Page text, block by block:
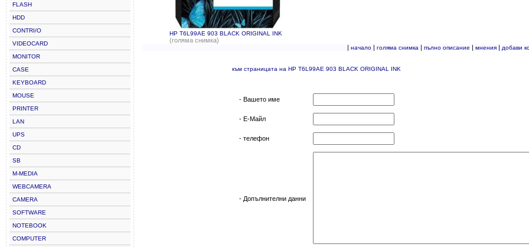
FLASH
HDD
CONTRI/O
VIDEOCARD
MONITOR
CASE
KEYBOARD
MOUSE
PRINTER
LAN
UPS
CD
SB
M-MEDIA
WEBCAMERA
CAMERA
SOFTWARE
NOTEBOOK
COMPUTER
HP T6L99AE 903 BLACK ORIGINAL INK
(голяма снимка)
| начало| голяма снимка | пълно описание | мнения| добави
към страницата на HP T6L99AE 903 BLACK ORIGINAL INK
- Вашето име
- Е-Майл
- телефон
- Допълнителни данни